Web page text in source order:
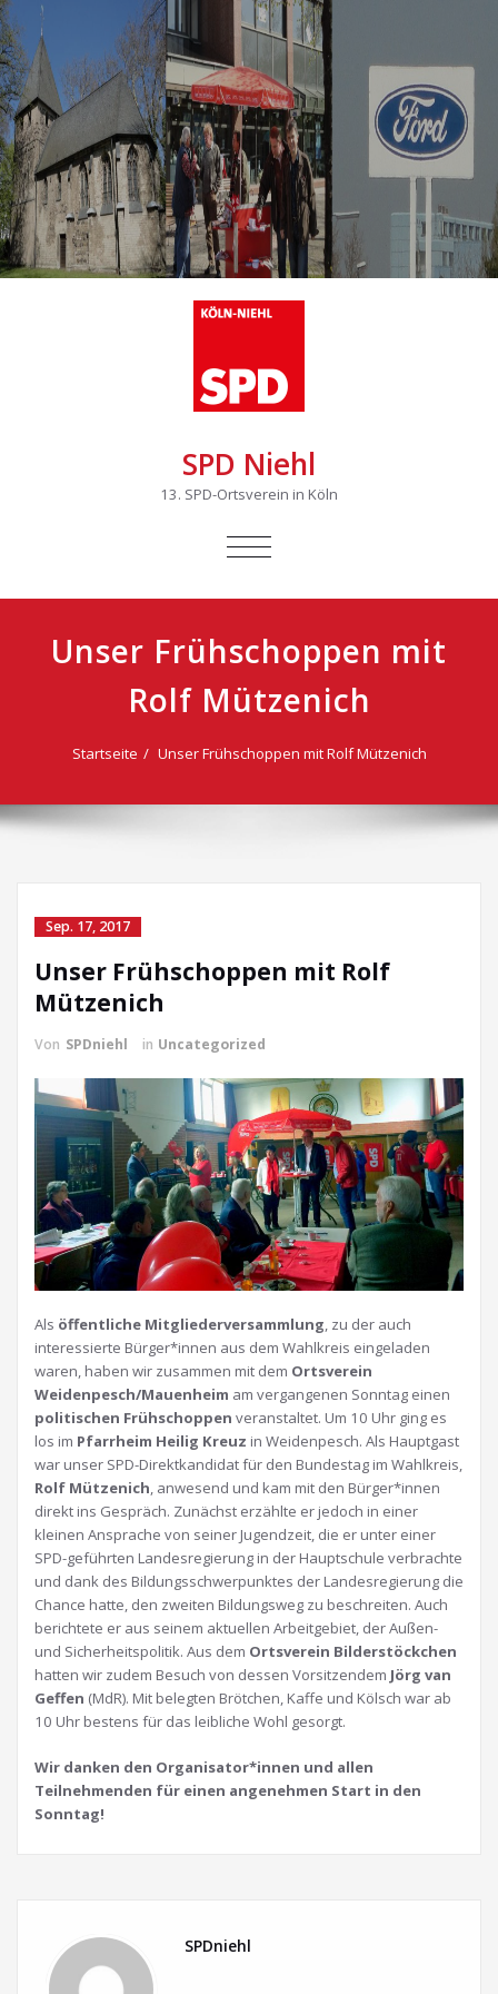
SPD Niehl
13. SPD-Ortsverein in Köln
SCHALTE
Unser Frühschoppen mit
Rolf Mützenich
Startseite Unser Frühschoppen mit Rolf Mützenich
Sep. 17, 2017
Unser Frühschoppen mit Rolf
Mützenich
Von SPDniehl in Uncategorized
Als öffentliche Mitgliederversammlung, zu der auch
interessierte Bürger*innen aus dem Wahlkreis eingeladen
waren, haben wir zusammen mit dem Ortsverein
Weidenpesch/Mauenheim am vergangenen Sonntag einen
politischen Frühschoppen veranstaltet. Um 10 Uhr ging es
los im Pfarrheim Heilig Kreuz in Weidenpesch. Als Hauptgast
war unser SPD-Direktkandidat für den Bundestag im Wahlkreis,
Rolf Mützenich, anwesend und kam mit den Bürger*innen
direkt ins Gespräch. Zunächst erzählte er jedoch in einer
kleinen Ansprache von seiner Jugendzeit, die er unter einer
SPD-geführten Landesregierung in der Hauptschule verbrachte
und dank des Bildungsschwerpunktes der Landesregierung die
Chance hatte, den zweiten Bildungsweg zu beschreiten. Auch
berichtete er aus seinem aktuellen Arbeitgebiet, der Außen-
und Sicherheitspolitik. Aus dem Ortsverein Bilderstöckchen
hatten wir zudem Besuch von dessen Vorsitzendem Jörg van
Geffen (MdR). Mit belegten Brötchen, Kaffe und Kölsch war ab
10 Uhr bestens für das leibliche Wohl gesorgt.
Wir danken den Organisator*innen und allen
Teilnehmenden für einen angenehmen Start in den
Sonntag!
SPDniehl